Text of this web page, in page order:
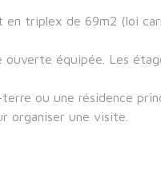
en triplex de 69m2 (loi
équipée. Les
ou une résidence
organiser une visite.